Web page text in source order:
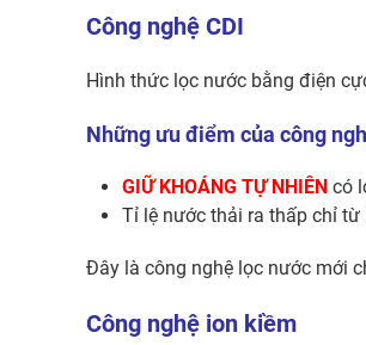
Công nghệ CDI
Hình thức lọc nước bằng điện
Những ưu điểm của công
GIỮ KHOÁNG TỰ NHIÊN có
Tỉ lệ nước thải ra thấp chỉ từ
Đây là công nghệ lọc nước mới
Công nghệ ion kiềm